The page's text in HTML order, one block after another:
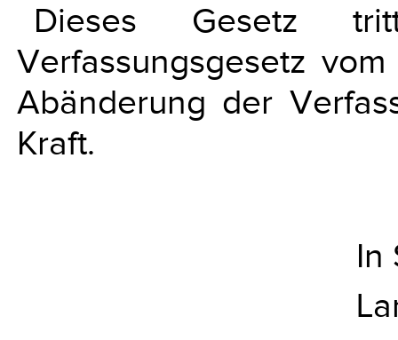
Dieses Gesetz
Verfassungsgesetz
Abänderung der
Kraft.
In